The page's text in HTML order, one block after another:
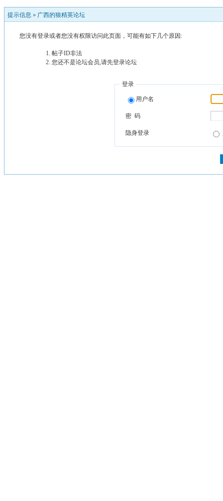
提示信息 » 广西的狼精英论坛
您没有登录或者您没有权限访问此页面，可能有如下几个原因:
帖子ID非法
您还不是论坛会员,请先登录论坛
登录
用户名
密 码
隐身登录